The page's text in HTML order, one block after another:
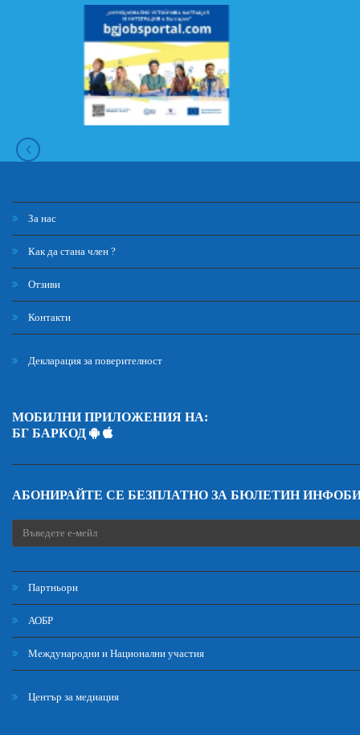
За нас
Как да стана член ?
Отзиви
Контакти
Декларация за поверителност
МОБИЛНИ ПРИЛОЖЕНИЯ НА:
БГ БАРКОД
АБОНИРАЙТЕ СЕ БЕЗПЛАТНО ЗА БЮЛЕТИН
Партньори
АОБР
Международни и Национални участия
Център за медиация